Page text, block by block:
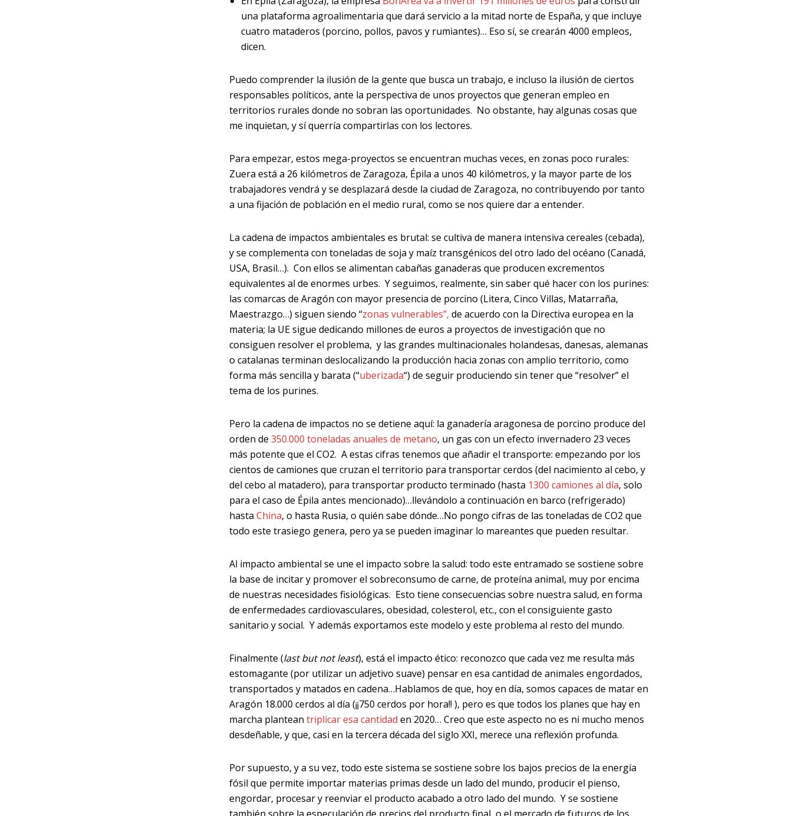
una plataforma agroalimentaria que dará servicio a la mitad norte de España, y que incluye
cuatro mataderos (porcino, pollos, pavos y rumiantes)… Eso sí, se crearán 4000 empleos,
dicen.
Puedo comprender la ilusión de la gente que busca un trabajo, e incluso la ilusión de ciertos
responsables políticos, ante la perspectiva de unos proyectos que generan empleo en
territorios rurales donde no sobran las oportunidades. No obstante, hay algunas cosas que
me inquietan, y sí querría compartirlas con los lectores.
Para empezar, estos mega-proyectos se encuentran muchas veces, en zonas poco rurales:
Zuera está a 26 kilómetros de Zaragoza, Épila a unos 40 kilómetros, y la mayor parte de los
trabajadores vendrá y se desplazará desde la ciudad de Zaragoza, no contribuyendo por tanto
a una fijación de población en el medio rural, como se nos quiere dar a entender.
La cadena de impactos ambientales es brutal: se cultiva de manera intensiva cereales (cebada),
y se complementa con toneladas de soja y maíz transgénicos del otro lado del océano (Canadá,
USA, Brasil…). Con ellos se alimentan cabañas ganaderas que producen excrementos
equivalentes al de enormes urbes. Y seguimos, realmente, sin saber qué hacer con los purines:
las comarcas de Aragón con mayor presencia de porcino (Litera, Cinco Villas, Matarraña,
Maestrazgo…) siguen siendo “zonas vulnerables”, de acuerdo con la Directiva europea en la
materia; la UE sigue dedicando millones de euros a proyectos de investigación que no
consiguen resolver el problema, y las grandes multinacionales holandesas, danesas, alemanas
o catalanas terminan deslocalizando la producción hacia zonas con amplio territorio, como
forma más sencilla y barata (“uberizada“) de seguir produciendo sin tener que “resolver” el
tema de los purines.
Pero la cadena de impactos no se detiene aquí: la ganadería aragonesa de porcino produce del
orden de350.000 toneladas anuales de metano, un gas con un efecto invernadero 23 veces
más potente que el CO2. A estas cifras tenemos que añadir el transporte: empezando por los
cientos de camiones que cruzan el territorio para transportar cerdos (del nacimiento al cebo, y
del cebo al matadero), para transportar producto terminado (hasta 1300 camiones al día, solo
para el caso de Épila antes mencionado)…llevándolo a continuación en barco (refrigerado)
hastaChina, o hasta Rusia, o quién sabe dónde…No pongo cifras de las toneladas de CO2 que
todo este trasiego genera, pero ya se pueden imaginar lo mareantes que pueden resultar.
Al impacto ambiental se une el impacto sobre la salud: todo este entramado se sostiene sobre
la base de incitar y promover el sobreconsumo de carne, de proteína animal, muy por encima
de nuestras necesidades fisiológicas. Esto tiene consecuencias sobre nuestra salud, en forma
de enfermedades cardiovasculares, obesidad, colesterol, etc., con el consiguiente gasto
sanitario y social. Y además exportamos este modelo y este problema al resto del mundo.
Finalmente (last but not least), está el impacto ético: reconozco que cada vez me resulta más
estomagante (por utilizar un adjetivo suave) pensar en esa cantidad de animales engordados,
transportados y matados en cadena…Hablamos de que, hoy en día, somos capaces de matar en
Aragón 18.000 cerdos al día (¡¡750 cerdos por hora!! ), pero es que todos los planes que hay en
marcha planteantriplicar esa cantidad en 2020… Creo que este aspecto no es ni mucho menos
desdeñable, y que, casi en la tercera década del siglo XXI, merece una reflexión profunda.
Por supuesto, y a su vez, todo este sistema se sostiene sobre los bajos precios de la energía
fósil que permite importar materias primas desde un lado del mundo, producir el pienso,
engordar, procesar y reenviar el producto acabado a otro lado del mundo. Y se sostiene